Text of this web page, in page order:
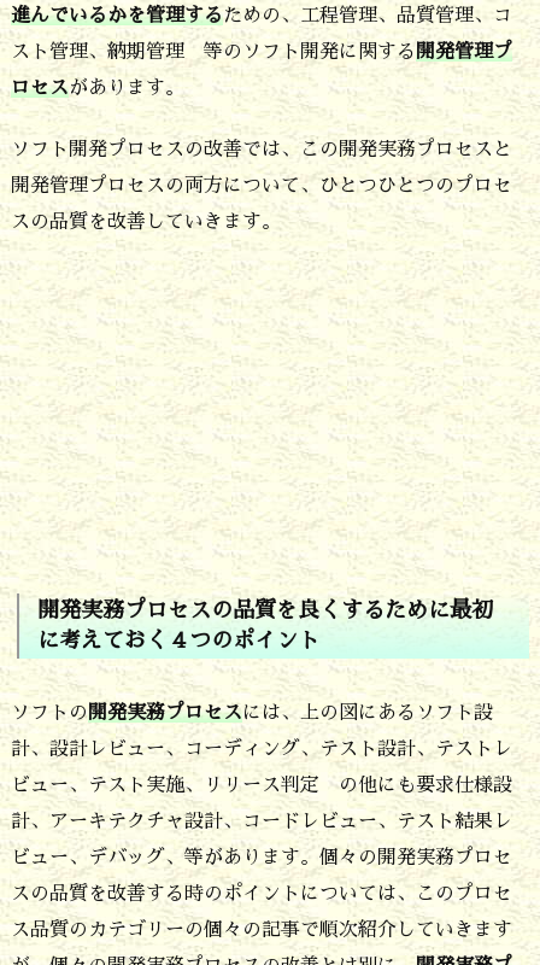
理
プ
ロ
セ
ス
に
れ
3.
開
発
実
務
プ
ロ
ス
の
品
質
を
進んでいるかを管理するための、工程管理、品質管理、コ
スト管理、納期管理 等のソフト開発に関する開発管理プ
ロセスがあります。
ソフト開発プロセスの改善では、この開発実務プロセスと
開発管理プロセスの両方について、ひとつひとつのプロセ
スの品質を改善していきます。
開発実務プロセスの品質を良くするために最初
に考えておく４つのポイント
ソフトの開発実務プロセスには、上の図にあるソフト設
計、設計レビュー、コーディング、テスト設計、テストレ
ビュー、テスト実施、リリース判定 の他にも要求仕様設
計、アーキテクチャ設計、コードレビュー、テスト結果レ
ビュー、デバッグ、等があります。個々の開発実務プロセ
スの品質を改善する時のポイントについては、このプロセ
ス品質のカテゴリーの個々の記事で順次紹介していきます